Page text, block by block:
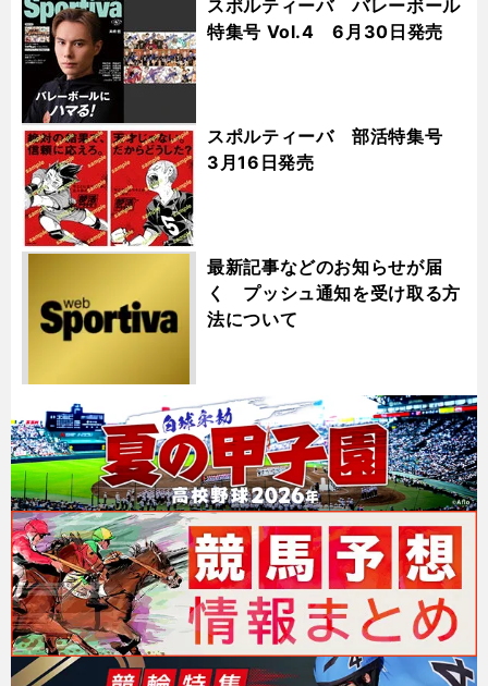
スポルティーバ バレーボール
特集号 Vol.4 6月30日発売
スポルティーバ 部活特集号
3月16日発売
最新記事などのお知らせが届
く プッシュ通知を受け取る方
法について